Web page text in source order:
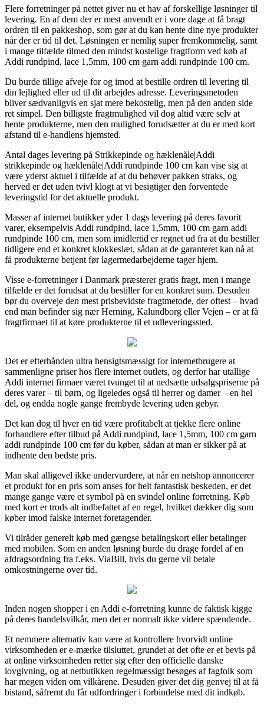
Flere forretninger på nettet giver nu et hav af forskellige løsninger til
levering. En af dem der er mest anvendt er i vore dage at få bragt
ordren til en pakkeshop, som gør at du kan hente dine nye produkter
når der er tid til det. Løsningen er nemlig super fremkommelig, samt
i mange tilfælde tilmed den mindst kostelige fragtform ved køb af
Addi rundpind, lace 1,5mm, 100 cm garn addi rundpinde 100 cm.
Du burde tillige afveje for og imod at bestille ordren til levering til
din lejlighed eller ud til dit arbejdes adresse. Leveringsmetoden
bliver sædvanligvis en sjat mere bekostelig, men på den anden side
ret simpel. Den billigste fragtmulighed vil dog altid være selv at
hente produkterne, men den mulighed forudsætter at du er med kort
afstand til e-handlens hjemsted.
Antal dages levering på Strikkepinde og hæklenåle|Addi
strikkepinde og hæklenåle|Addi rundpinde 100 cm kan vise sig at
være yderst aktuel i tilfælde af at du behøver pakken straks, og
herved er det uden tvivl klogt at vi besigtiger den forventede
leveringstid for det aktuelle produkt.
Masser af internet butikker yder 1 dags levering på deres favorit
varer, eksempelvis Addi rundpind, lace 1,5mm, 100 cm garn addi
rundpinde 100 cm, men som imidlertid er regnet ud fra at du bestiller
tidligere end et konkret klokkeslæt, sådan at de garanteret kan nå at
få produkterne betjent før lagermedarbejderne tager hjem.
Visse e-forretninger i Danmark præsterer gratis fragt, men i mange
tilfælde er det forudsat at du bestiller for en konkret sum. Desuden
bør du overveje den mest prisbevidste fragtmetode, der oftest – hvad
end man befinder sig nær Herning, Kalundborg eller Vejen – er at få
fragtfirmaet til at køre produkterne til et udleveringssted.
Det er efterhånden ultra hensigtsmæssigt for internetbrugere at
sammenligne priser hos flere internet outlets, og derfor har utallige
Addi internet firmaer været tvunget til at nedsætte udsalgspriserne på
deres varer – til børn, og ligeledes også til herrer og damer – en hel
del, og endda nogle gange frembyde levering uden gebyr.
Det kan dog til hver en tid være profitabelt at tjekke flere online
forhandlere efter tilbud på Addi rundpind, lace 1,5mm, 100 cm garn
addi rundpinde 100 cm før du køber, sådan at man er sikker på at
indhente den bedste pris.
Man skal alligevel ikke undervurdere, at når en netshop annoncerer
et produkt for en pris som anses for helt fantastisk beskeden, er det
mange gange være et symbol på en svindel online forretning. Køb
med kort er trods alt indbefattet af en regel, hvilket dækker dig som
køber imod falske internet foretagender.
Vi tilråder generelt køb med gængse betalingskort eller betalinger
med mobilen. Som en anden løsning burde du drage fordel af en
afdragsordning fra f.eks. ViaBill, hvis du gerne vil betale
omkostningerne over tid.
Inden nogen shopper i en Addi e-forretning kunne de faktisk kigge
på deres handelsvilkår, men det er normalt ikke videre spændende.
Et nemmere alternativ kan være at kontrollere hvorvidt online
virksomheden er e-mærke tilsluttet, grundet at det ofte er et bevis på
at online virksomheden retter sig efter den officielle danske
lovgivning, og at netbutikken regelmæssigt besøges af fagfolk som
har megen viden om vilkårene. Desuden giver det dig genvej til at få
bistand, såfremt du får udfordringer i forbindelse med dit indkøb.